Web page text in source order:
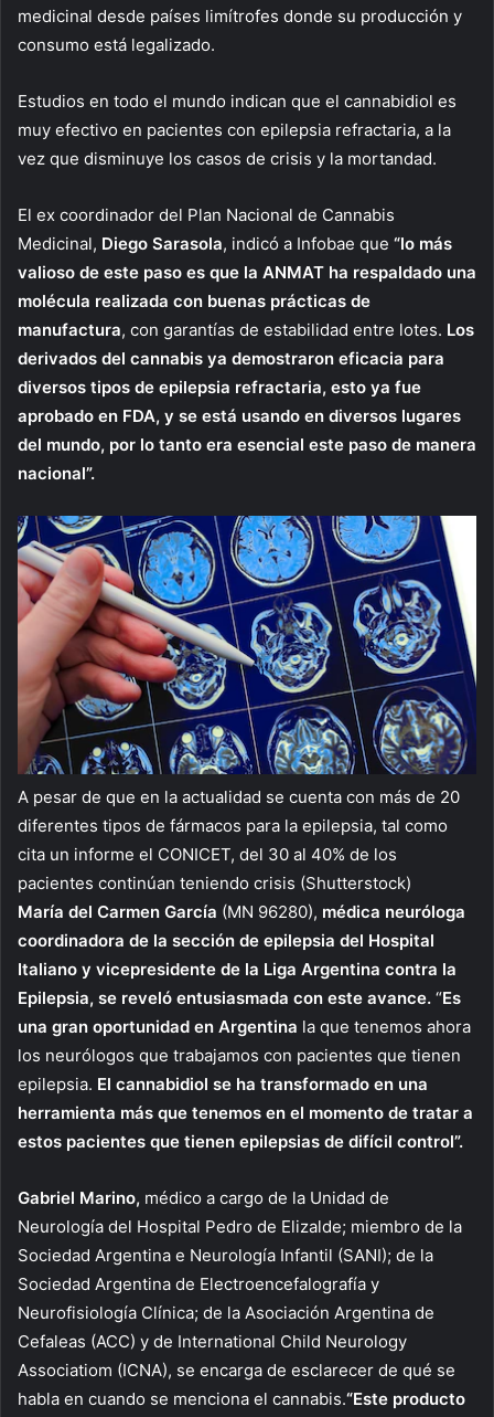
medicinal desde países limítrofes donde su producción y
consumo está legalizado.
Estudios en todo el mundo indican que el cannabidiol es
muy efectivo en pacientes con epilepsia refractaria, a la
vez que disminuye los casos de crisis y la mortandad.
El ex coordinador del Plan Nacional de Cannabis
Medicinal, Diego Sarasola, indicó a Infobae que “lo más
valioso de este paso es que la ANMAT ha respaldado una
molécula realizada con buenas prácticas de
manufactura, con garantías de estabilidad entre lotes. Los
derivados del cannabis ya demostraron eficacia para
diversos tipos de epilepsia refractaria, esto ya fue
aprobado en FDA, y se está usando en diversos lugares
del mundo, por lo tanto era esencial este paso de manera
nacional”.
A pesar de que en la actualidad se cuenta con más de 20
diferentes tipos de fármacos para la epilepsia, tal como
cita un informe el CONICET, del 30 al 40% de los
pacientes continúan teniendo crisis (Shutterstock)
María del Carmen García (MN 96280), médica neuróloga
coordinadora de la sección de epilepsia del Hospital
Italiano y vicepresidente de la Liga Argentina contra la
Epilepsia, se reveló entusiasmada con este avance. “Es
una gran oportunidad en Argentina la que tenemos ahora
los neurólogos que trabajamos con pacientes que tienen
epilepsia. El cannabidiol se ha transformado en una
herramienta más que tenemos en el momento de tratar a
estos pacientes que tienen epilepsias de difícil control”.
Gabriel Marino, médico a cargo de la Unidad de
Neurología del Hospital Pedro de Elizalde; miembro de la
Sociedad Argentina e Neurología Infantil (SANI); de la
Sociedad Argentina de Electroencefalografía y
Neurofisiología Clínica; de la Asociación Argentina de
Cefaleas (ACC) y de International Child Neurology
Associatiom (ICNA), se encarga de esclarecer de qué se
habla en cuando se menciona el cannabis.“Este producto